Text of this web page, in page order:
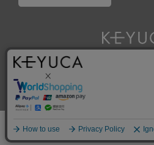
Copyright © KAWAJUN Co.,